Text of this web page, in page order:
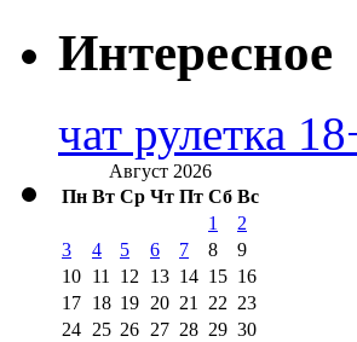
Интересное
чат рулетка
Август 2026
Пн Вт Ср Чт Пт Сб Вс
1
2
3
4 5 6 7 8
9
10 11 12 13 14 15 16
17 18 19 20 21 22 23
24 25 26 27 28 29 30